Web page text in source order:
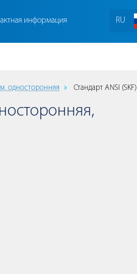
RU
информация
односторонняя Стандарт ANSI (SKF)